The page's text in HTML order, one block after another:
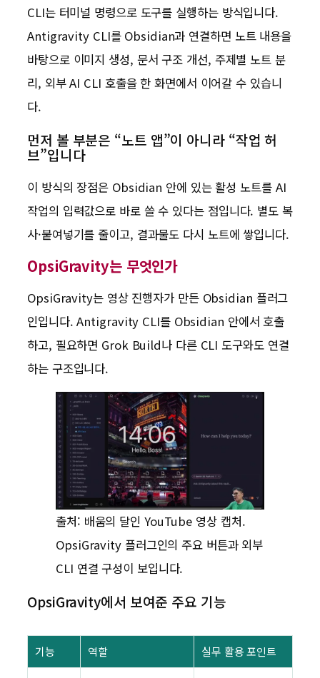
CLI는 터미널 명령으로 도구를 실행하는 방식입니다.
Antigravity CLI를 Obsidian과 연결하면 노트 내용을
바탕으로 이미지 생성, 문서 구조 개선, 주제별 노트 분
리, 외부 AI CLI 호출을 한 화면에서 이어갈 수 있습니
다.
먼저 볼 부분은 “노트 앱”이 아니라 “작업 허
브”입니다
이 방식의 장점은 Obsidian 안에 있는 활성 노트를 AI
작업의 입력값으로 바로 쓸 수 있다는 점입니다. 별도 복
사·붙여넣기를 줄이고, 결과물도 다시 노트에 쌓입니다.
OpsiGravity는 무엇인가
OpsiGravity는 영상 진행자가 만든 Obsidian 플러그
인입니다. Antigravity CLI를 Obsidian 안에서 호출
하고, 필요하면 Grok Build나 다른 CLI 도구와도 연결
하는 구조입니다.
출처: 배움의 달인 YouTube 영상 캡처.
OpsiGravity 플러그인의 주요 버튼과 외부
CLI 연결 구성이 보입니다.
OpsiGravity에서 보여준 주요 기능
기능 역할 실무 활용 포인트